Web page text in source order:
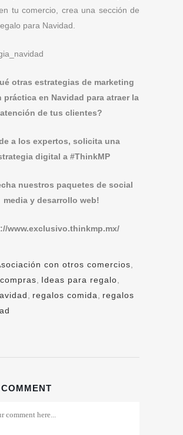
tu comercio, crea una sección de
para Navidad.
otras estrategias de marketing
práctica en Navidad para atraer la
atención de tus clientes?
a los expertos, solicita una
digital a #ThinkMP
nuestros paquetes de social
media y desarrollo web!
www.exclusivo.thinkmp.mx/
con otros comercios
compras Ideas para regalo
regalos comida
regalos